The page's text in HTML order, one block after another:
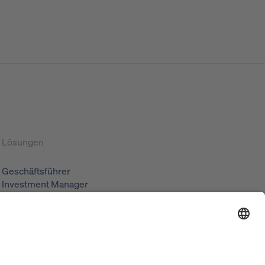
Lösungen
Geschäftsführer
Investment Manager